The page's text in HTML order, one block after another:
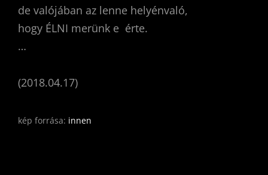
de valójában az lenne helyénvaló,
hogy ÉLNI merünk e érte.
…
(2018.04.17)
kép forrása: innen